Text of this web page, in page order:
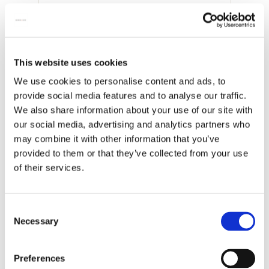
This website uses cookies
We use cookies to personalise content and ads, to
provide social media features and to analyse our traffic.
We also share information about your use of our site with
our social media, advertising and analytics partners who
may combine it with other information that you’ve
provided to them or that they’ve collected from your use
of their services.
Selection
Necessary
Preferences
Poster: Der Grüffelo, Julia Donaldson & Axel
Alle anzeigen von Vassily Kandinsky
Mehr von H'ART Museum